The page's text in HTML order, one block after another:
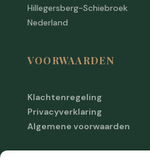
Hillegersberg-Schiebroek
Nederland
VOORWAARDEN
Klachtenregeling
Privacyverklaring
Algemene voorwaarden